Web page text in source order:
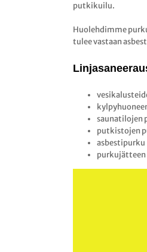
putkikuilu.
Huolehdimme
tulee vastaan
saunatilojen
putkistojen
asbestipurku